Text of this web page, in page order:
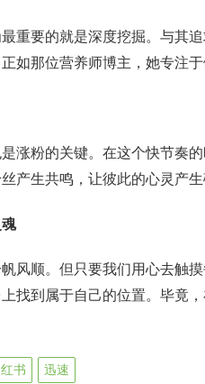
重要的就是深度挖掘。与其
如那位营养师博主，她专注
涨粉的关键。在这个快节奏
产生共鸣，让彼此的心灵产生
风顺。但只要我们用心去触
找到属于自己的位置。毕竟
红书 迅速